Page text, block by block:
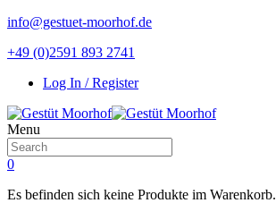
info@gestuet-moorhof.de
+49 (0)2591 893 2741
Log In / Register
Menu
0
Es befinden sich keine Produkte im Warenkorb.